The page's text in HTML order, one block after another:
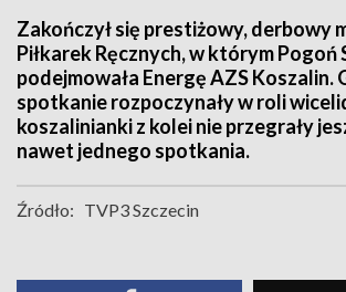
Zakończył się prestiżowy, derbowy
Piłkarek Ręcznych, w którym Pogoń
podejmowała Energę AZS Koszalin.
spotkanie rozpoczynały w roli
koszalinianki z kolei nie przegrały
nawet jednego spotkania.
Źródło: TVP3 Szczecin